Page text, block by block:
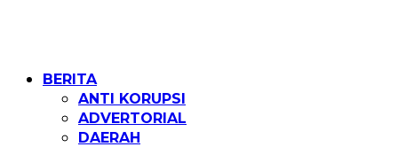
Home
BERITA
ANTI KORUPSI
ADVERTORIAL
DAERAH